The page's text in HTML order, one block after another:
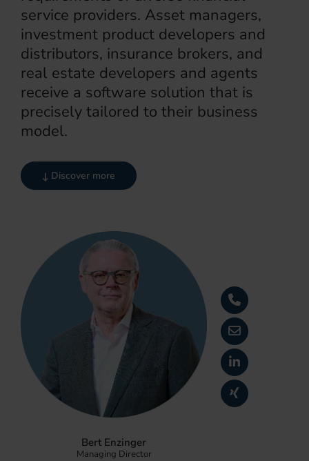
service providers. Asset managers,
investment product developers and
distributors, insurance brokers, and
real estate developers and agents
receive a software solution that is
precisely tailored to their business
model.
Discover more
Bert Enzinger
Managing Director